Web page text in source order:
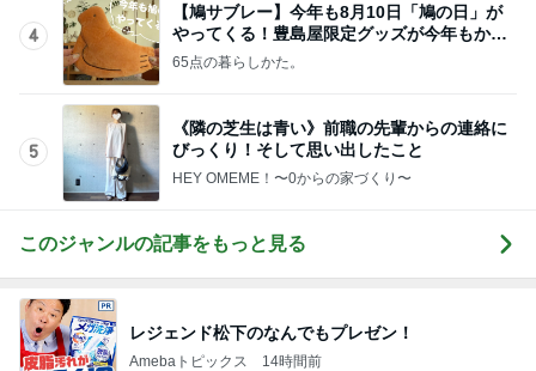
4
【鳩サブレー】今年も8月10日「鳩の日」が
やってくる！豊島屋限定グッズが今年もかわ
いすぎる♡
65点の暮らしかた。
5
《隣の芝生は青い》前職の先輩からの連絡に
びっくり！そして思い出したこと
HEY OMEME！〜0からの家づくり〜
このジャンルの記事をもっと見る
レジェンド松下のなんでもプレゼン！
Amebaトピックス 14時間前